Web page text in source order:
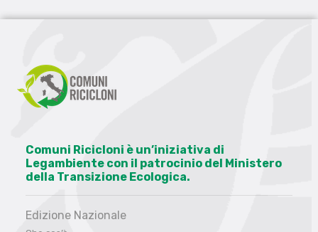
Comuni Ricicloni è un’iniziativa di
Legambiente con il patrocinio del Ministero
della Transizione Ecologica.
Edizione Nazionale